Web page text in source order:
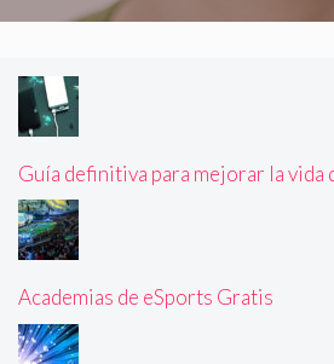
Guía definitiva para mejorar la vida
Academias de eSports Gratis